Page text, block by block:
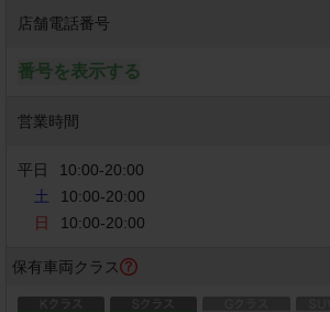
店舗電話番号
番号を表示する
営業時間
平日 10:00-20:00
土
10:00-20:00
日
10:00-20:00
保有車両クラス